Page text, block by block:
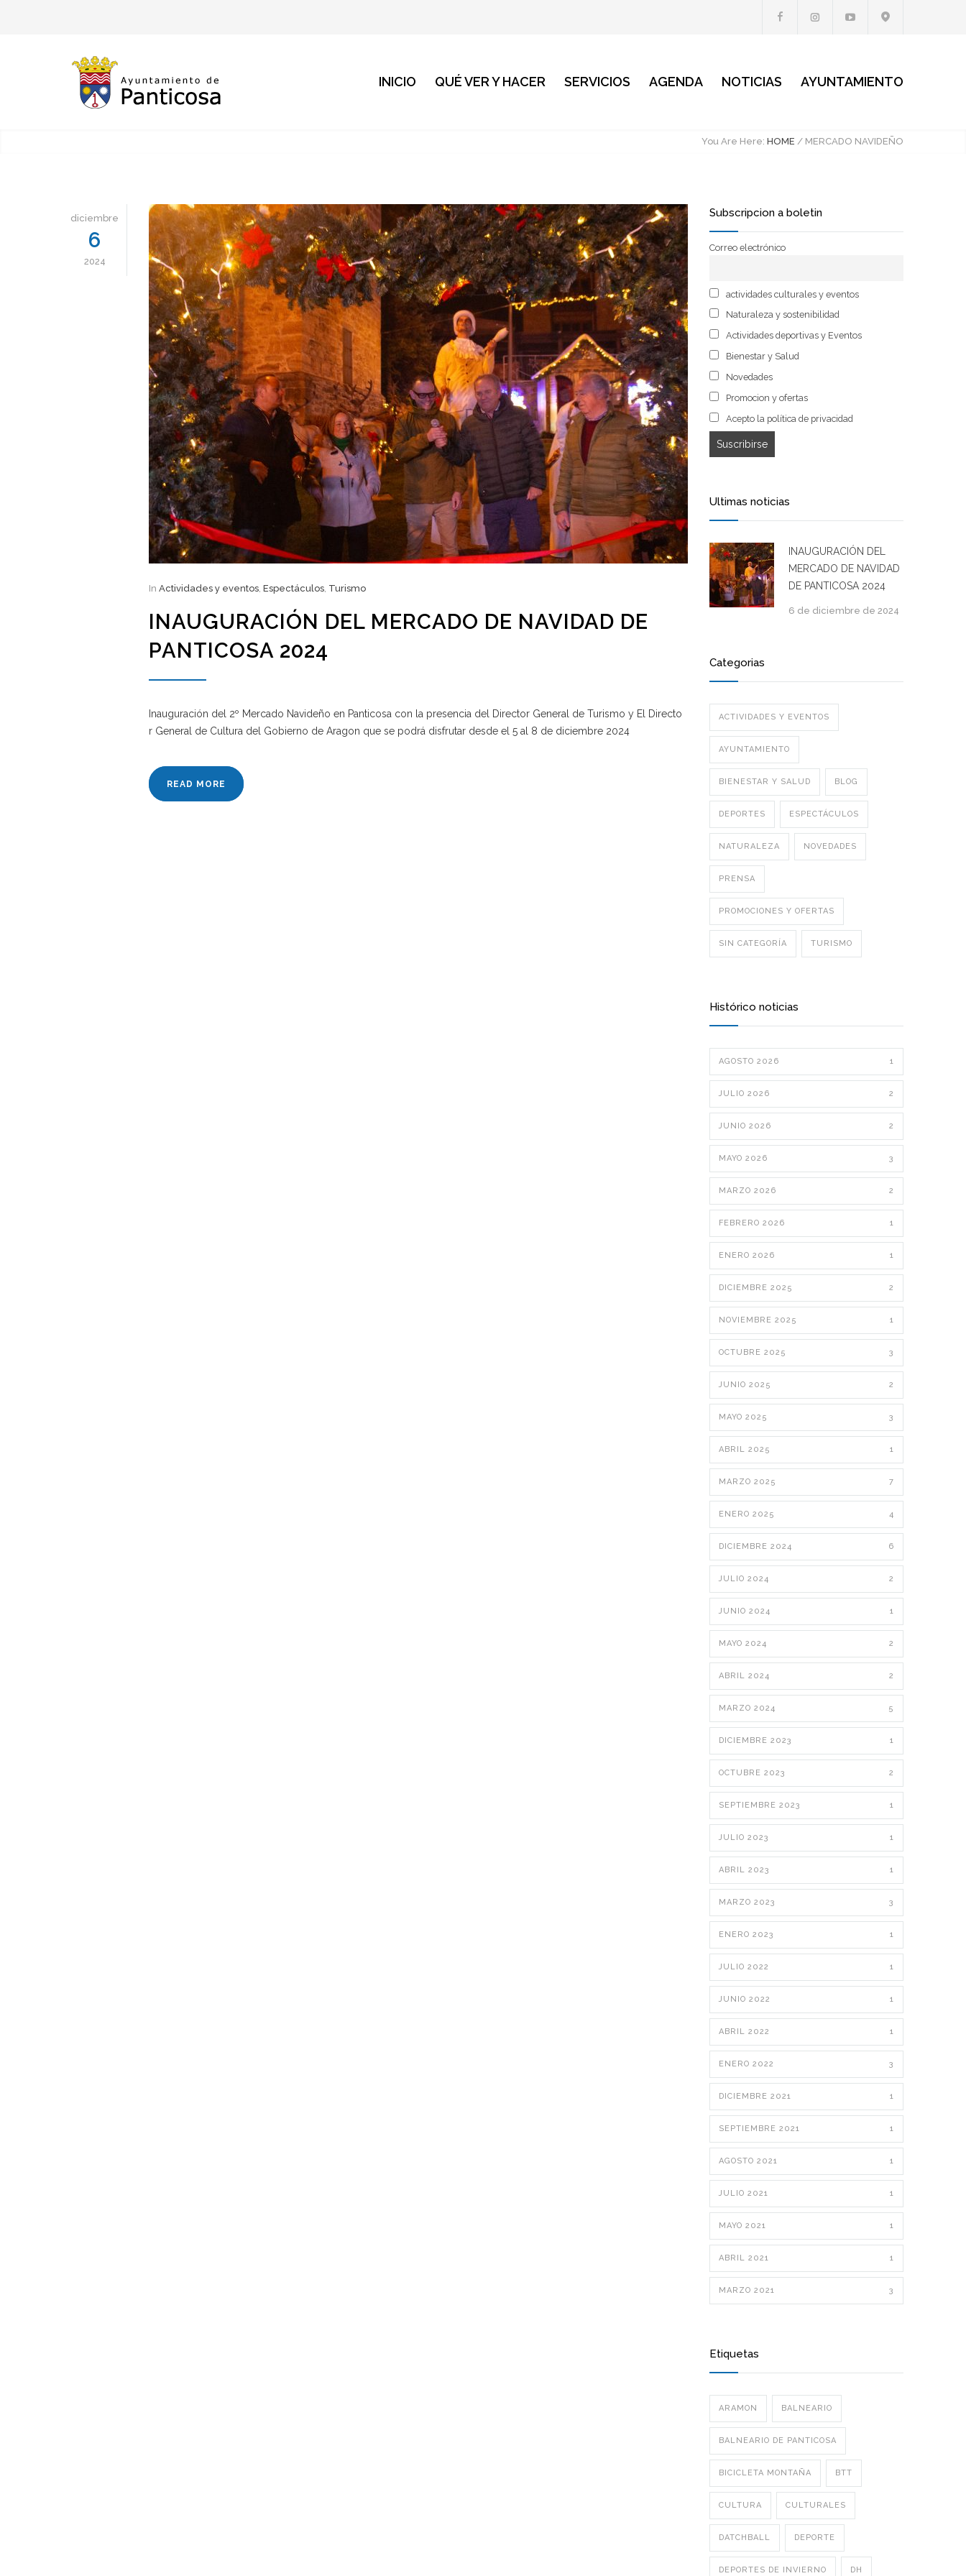
INICIO QUÉ VER Y HACER SERVICIOS AGENDA NOTICIAS AYUNTAMIENTO
You Are Here: HOME / MERCADO NAVIDEÑO
diciembre
6
2024
In Actividades y eventos, Espectáculos, Turismo
INAUGURACIÓN DEL MERCADO DE NAVIDAD DE
PANTICOSA 2024
Inauguración del 2º Mercado Navideño en Panticosa con la presencia del Director General de Turismo y El Directo
r General de Cultura del Gobierno de Aragon que se podrá disfrutar desde el 5 al 8 de diciembre 2024
READ MORE
Subscripcion a boletin
Correo electrónico
actividades culturales y eventos
Naturaleza y sostenibilidad
Actividades deportivas y Eventos
Bienestar y Salud
Novedades
Promocion y ofertas
Acepto la política de privacidad
Ultimas noticias
INAUGURACIÓN DEL
MERCADO DE NAVIDAD
DE PANTICOSA 2024
6 de diciembre de 2024
Categorias
ACTIVIDADES Y EVENTOS
AYUNTAMIENTO
BIENESTAR Y SALUD BLOG
DEPORTES ESPECTÁCULOS
NATURALEZA NOVEDADES
PRENSA
PROMOCIONES Y OFERTAS
SIN CATEGORÍA TURISMO
Histórico noticias
AGOSTO 2026 1
JULIO 2026 2
JUNIO 2026 2
MAYO 2026 3
MARZO 2026 2
FEBRERO 2026 1
ENERO 2026 1
DICIEMBRE 2025 2
NOVIEMBRE 2025 1
OCTUBRE 2025 3
JUNIO 2025 2
MAYO 2025 3
ABRIL 2025 1
MARZO 2025 7
ENERO 2025 4
DICIEMBRE 2024 6
JULIO 2024 2
JUNIO 2024 1
MAYO 2024 2
ABRIL 2024 2
MARZO 2024 5
DICIEMBRE 2023 1
OCTUBRE 2023 2
SEPTIEMBRE 2023 1
JULIO 2023 1
ABRIL 2023 1
MARZO 2023 3
ENERO 2023 1
JULIO 2022 1
JUNIO 2022 1
ABRIL 2022 1
ENERO 2022 3
DICIEMBRE 2021 1
SEPTIEMBRE 2021 1
AGOSTO 2021 1
JULIO 2021 1
MAYO 2021 1
ABRIL 2021 1
MARZO 2021 3
Etiquetas
ARAMON BALNEARIO
BALNEARIO DE PANTICOSA
BICICLETA MONTAÑA BTT
CULTURA CULTURALES
DATCHBALL DEPORTE
DEPORTES DE INVIERNO DH